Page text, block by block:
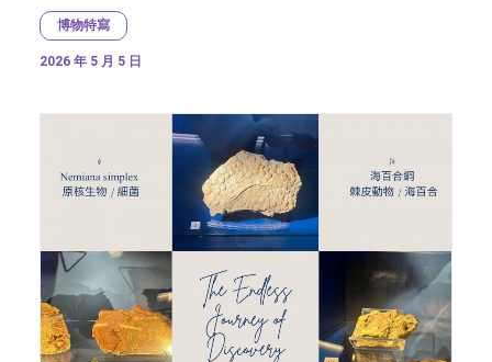
博物特寫
2026 年 5 月 5 日